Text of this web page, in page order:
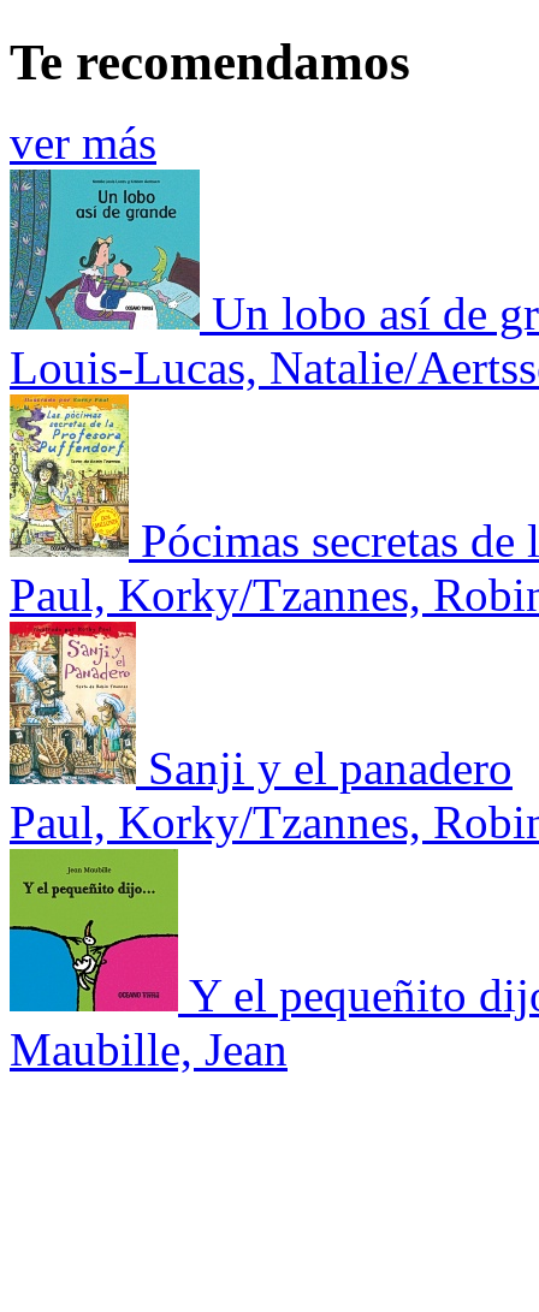
Te recomendamos
ver más
Un lobo así de
Louis-Lucas, Natalie/
Pócimas secretas
Paul, Korky/Tzannes,
Sanji y el panadero
Paul, Korky/Tzannes,
Y el pequeñito
Maubille, Jean